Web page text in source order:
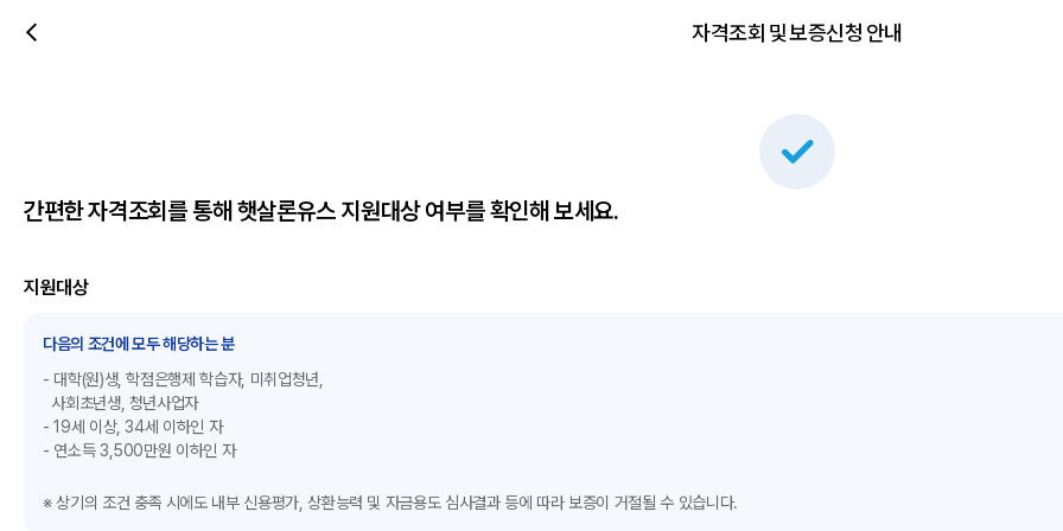
자격조회 및 보증신청 안내
간편한 자격조회를 통해 햇살론유스 지원대상 여부를 확인해 보세요.
지원대상
다음의 조건에 모두 해당하는 분
- 대학(원)생, 학점은행제 학습자, 미취업청년,
사회초년생, 청년사업자
- 19세 이상, 34세 이하인 자
- 연소득 3,500만원 이하인 자
※ 상기의 조건 충족 시에도 내부 신용평가, 상환능력 및 자금용도 심사결과 등에 따라 보증이 거절될 수 있습니다.